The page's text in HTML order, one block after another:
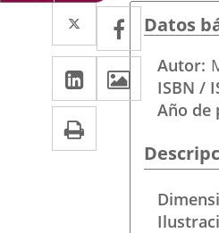
Twitter
Enlace
a
una
aplicación
externa.
Facebook
Enlace
a
una
externa.
LinkedIn
Enlace
a
una
aplicación
externa.
Imprimir
Datos
Autor
ISBN /
Año de